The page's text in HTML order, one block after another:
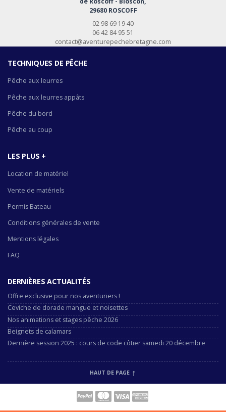
29680 ROSCOFF
02 98 69 19 40
06 42 84 95 51
contact@aventurepechebretagne.com
TECHNIQUES DE PÊCHE
Pêche aux leurres
Pêche aux leurres appâts
Pêche du bord
Pêche au coup
LES PLUS +
Location de matériel
Vente de matériels
Permis Bateau
Conditions générales de vente
Mentions légales
FAQ
DERNIÈRES ACTUALITÉS
Offre exclusive pour nos aventuriers !
Ceviche de dorade mangue et noisettes
Nos animations et stages pêche 2026
Beignets de calamars
Dernière session 2025 : cours de code côtier samedi 20 décembre
HAUT DE PAGE